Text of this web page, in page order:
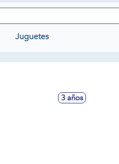
Juguetes
3 años